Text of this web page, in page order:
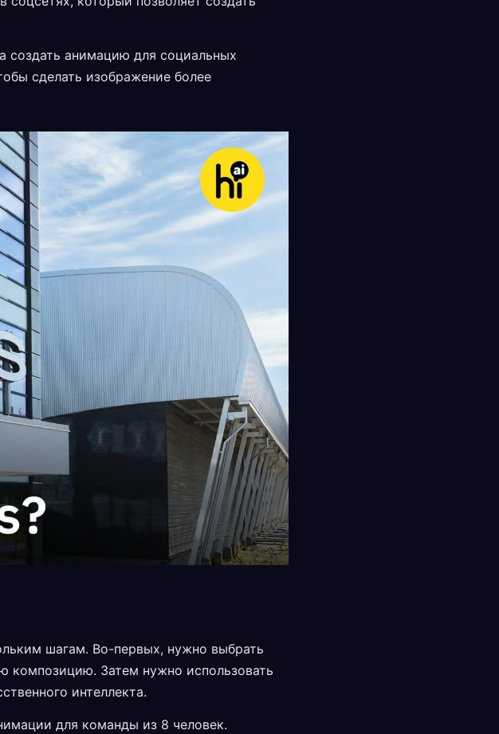
создать анимацию для социальных
сделать изображение более
шагам. Во-первых, нужно выбрать
композицию. Затем нужно использовать
интеллекта.
для команды из 8 человек.